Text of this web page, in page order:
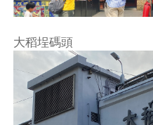
大稻埕碼頭